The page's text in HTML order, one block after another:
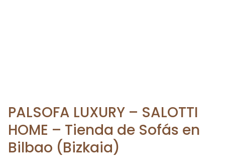
PALSOFA LUXURY – SALOTTI
HOME – Tienda de Sofás en
Bilbao (Bizkaia)